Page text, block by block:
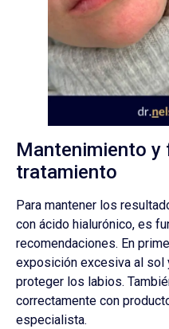
Mantenimiento y
tratamiento
Para mantener los
con ácido hialurónico, es
recomendaciones. En
exposición excesiva al sol
proteger los labios.
correctamente con
especialista.